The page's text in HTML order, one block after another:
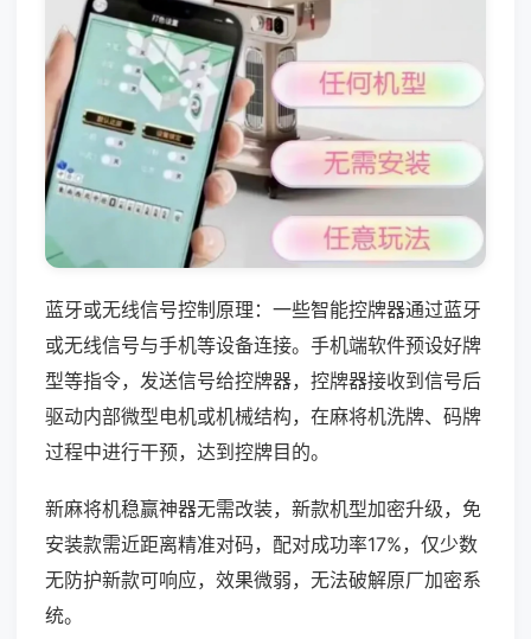
蓝牙或无线信号控制原理：一些智能控牌器通过蓝牙
或无线信号与手机等设备连接。手机端软件预设好牌
型等指令，发送信号给控牌器，控牌器接收到信号后
驱动内部微型电机或机械结构，在麻将机洗牌、码牌
过程中进行干预，达到控牌目的。
新麻将机稳赢神器无需改装，新款机型加密升级，免
安装款需近距离精准对码，配对成功率17%，仅少数
无防护新款可响应，效果微弱，无法破解原厂加密系
统。